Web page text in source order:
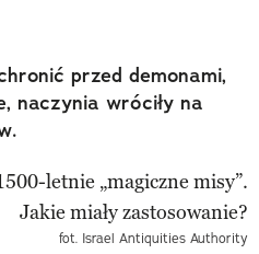
przed demonami,
naczynia wróciły na
fot. Israel Antiquities Authority